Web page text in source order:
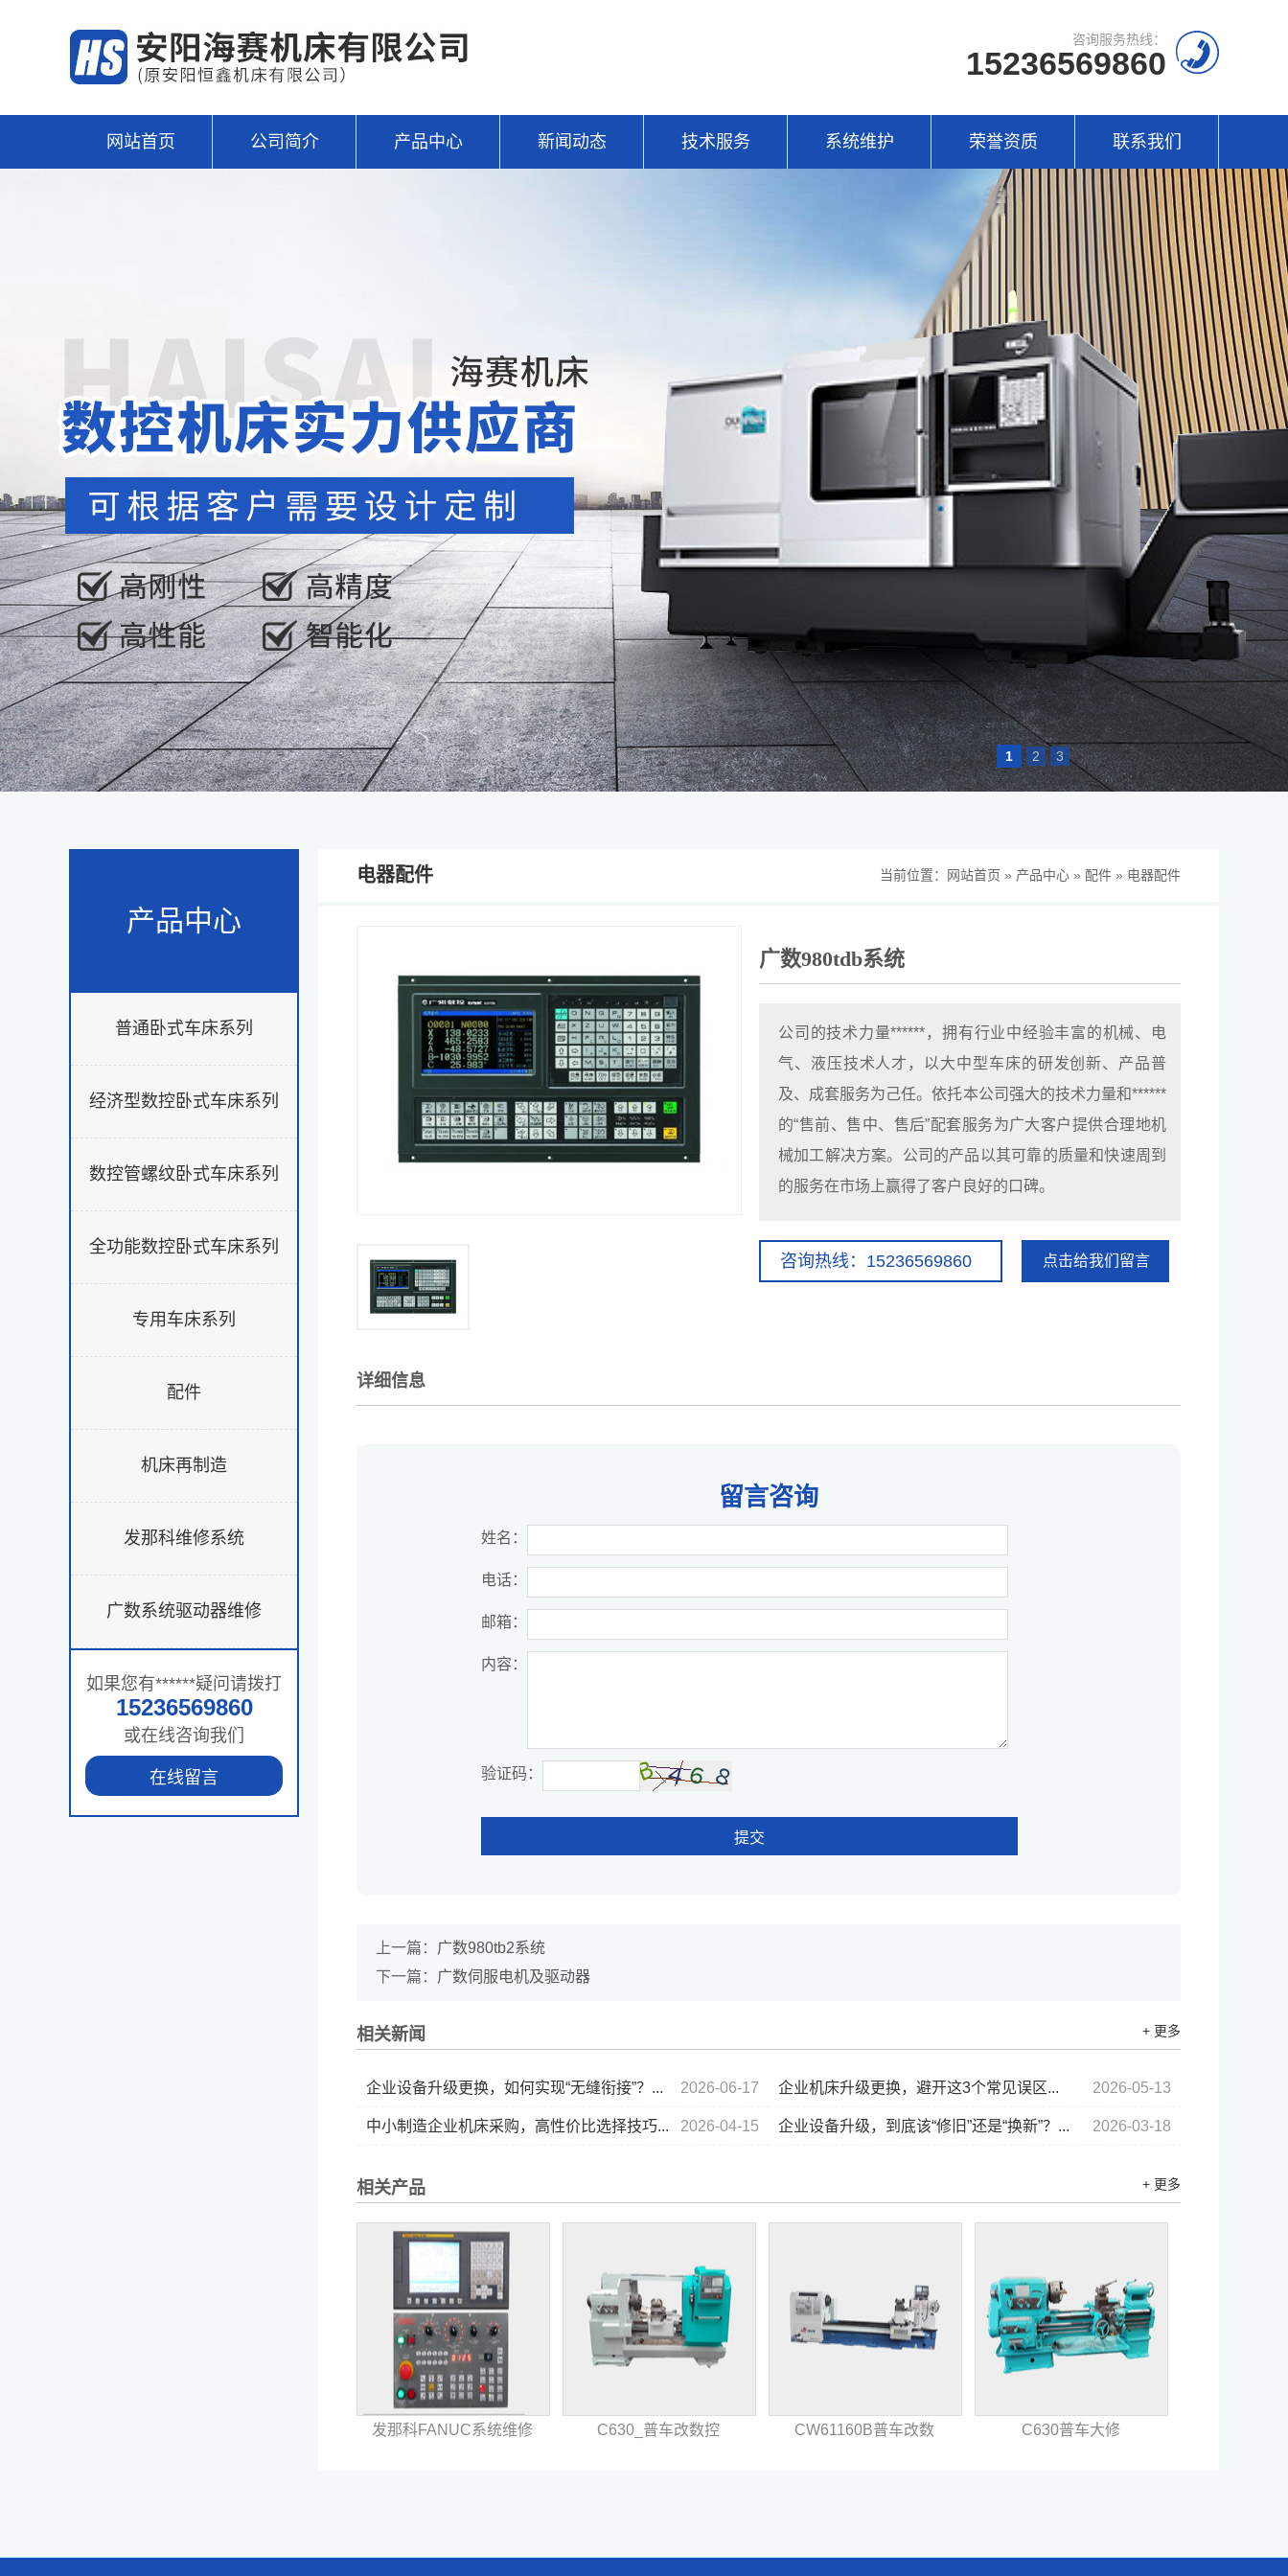
咨询服务热线：
15236569860
网站首页 公司简介 产品中心 新闻动态 技术服务 系统维护 荣誉资质 联系我们
1 2 3
产品中心
普通卧式车床系列
经济型数控卧式车床系列
数控管螺纹卧式车床系列
全功能数控卧式车床系列
专用车床系列
配件
机床再制造
发那科维修系统
广数系统驱动器维修
如果您有******疑问请拨打
15236569860
或在线咨询我们
在线留言
电器配件 当前位置： 网站首页 » 产品中心 » 配件 » 电器配件
广数980tdb系统
公司的技术力量******，拥有行业中经验丰富的机械、电
气、液压技术人才，以大中型车床的研发创新、产品普
及、成套服务为己任。依托本公司强大的技术力量和******
的“售前、售中、售后”配套服务为广大客户提供合理地机
械加工解决方案。公司的产品以其可靠的质量和快速周到
的服务在市场上赢得了客户良好的口碑。
咨询热线：15236569860 点击给我们留言
详细信息
留言咨询
姓名：
电话：
邮箱：
内容：
验证码：
提交
上一篇： 广数980tb2系统
下一篇： 广数伺服电机及驱动器
相关新闻 + 更多
2026-06-17
企业设备升级更换，如何实现“无缝衔接”？... 2026-05-13
企业机床升级更换，避开这3个常见误区...
2026-04-15
中小制造企业机床采购，高性价比选择技巧... 2026-03-18
企业设备升级，到底该“修旧”还是“换新”？...
相关产品 + 更多
发那科FANUC系统维修 C630_普车改数控 CW61160B普车改数 C630普车大修